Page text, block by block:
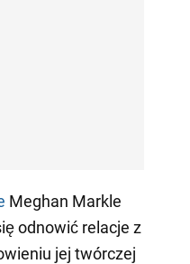
Meghan Markle
odnowić relacje z
jej twórczej